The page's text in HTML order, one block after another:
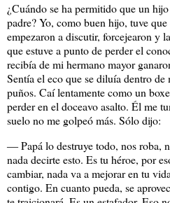
¿Cuándo se ha permitido que un
padre? Yo, como buen hijo, tuve
empezaron a discutir, forcejearon y
que estuve a punto de perder el
recibía de mi hermano mayor
Sentía el eco que se diluía dentro de
puños. Caí lentamente como un
perder en el doceavo asalto. Él me
suelo no me golpeó más. Sólo dijo:
― Papá lo destruye todo, nos roba,
nada decirte esto. Es tu héroe, por
cambiar, nada va a mejorar en tu
contigo. En cuanto pueda, se